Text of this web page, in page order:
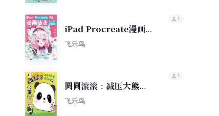
iPad Procreate漫画
技法从入门到精通
飞乐鸟
1
圆圆滚滚：减压大熊猫
简笔画
飞乐鸟
1